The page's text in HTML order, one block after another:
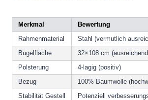
Merkmal
Bewertung
Rahmenmaterial
Stahl (vermutlich
Bügelfläche
32×108 cm
Polsterung
4-lagig (positiv)
Bezug
100% Baumwolle
Stabilität Gestell
Potenziell